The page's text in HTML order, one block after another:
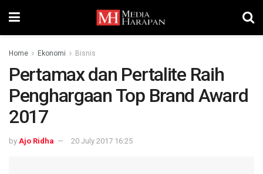
Home Ekonomi Bisnis
Pertamax dan Pertalite Raih
Penghargaan Top Brand Award
2017
by Ajo Ridha 20 July 2017 16:25